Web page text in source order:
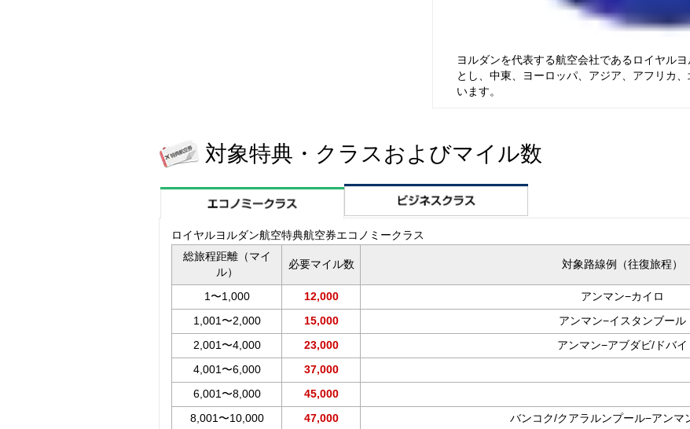
ヨルダンを代表する航空会社であるロイヤル
とし、中東、ヨーロッパ、アジア、アフリカ
います。
対象特典・クラスおよびマイル数
ロイヤルヨルダン航空特典航空券エコノミークラス
総旅程距離（マイ
ル）
必要マイル数 対象路線例（往復旅程）
1〜1,000 12,000 アンマン−カイロ
1,001〜2,000 15,000 アンマン−イスタンブール
2,001〜4,000 23,000 アンマン−アブダビ/ドバイ
4,001〜6,000 37,000
6,001〜8,000 45,000
8,001〜10,000 47,000 バンコク/クアラルンプール−アンマ